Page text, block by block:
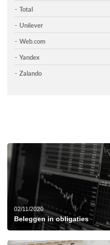
Total
Unilever
Web.com
Yandex
Zalando
02/11/2020
Beleggen in obligaties